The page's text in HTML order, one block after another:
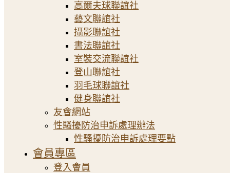
高爾夫球聯誼社
藝文聯誼社
攝影聯誼社
書法聯誼社
室裝交流聯誼社
登山聯誼社
羽毛球聯誼社
健身聯誼社
友會網站
性騷擾防治申訴處理辦法
性騷擾防治申訴處理要點
會員專區
登入會員